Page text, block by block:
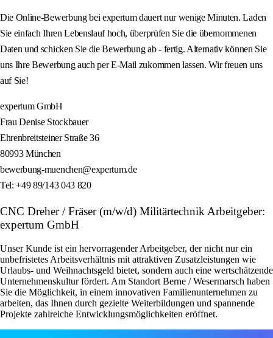
Die Online-Bewerbung bei expertum dauert nur wenige Minuten. Laden
Sie einfach Ihren Lebenslauf hoch, überprüfen Sie die übernommenen
Daten und schicken Sie die Bewerbung ab - fertig. Alternativ können Sie
uns Ihre Bewerbung auch per E-Mail zukommen lassen. Wir freuen uns
auf Sie!
expertum GmbH
Frau Denise Stockbauer
Ehrenbreitsteiner Straße 36
80993 München
bewerbung-muenchen@expertum.de
Tel: +49 89/143 043 820
CNC Dreher / Fräser (m/w/d) Militärtechnik Arbeitgeber:
expertum GmbH
Unser Kunde ist ein hervorragender Arbeitgeber, der nicht nur ein
unbefristetes Arbeitsverhältnis mit attraktiven Zusatzleistungen wie
Urlaubs- und Weihnachtsgeld bietet, sondern auch eine wertschätzende
Unternehmenskultur fördert. Am Standort Berne / Wesermarsch haben
Sie die Möglichkeit, in einem innovativen Familienunternehmen zu
arbeiten, das Ihnen durch gezielte Weiterbildungen und spannende
Projekte zahlreiche Entwicklungsmöglichkeiten eröffnet.